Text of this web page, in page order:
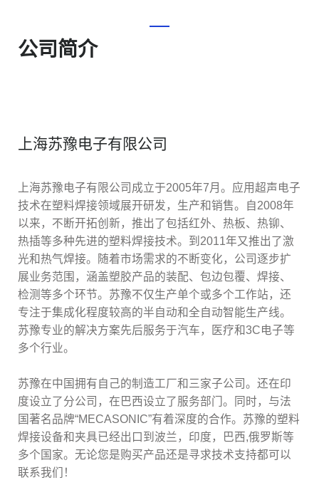
公司简介
上海苏豫电子有限公司
上海苏豫电子有限公司成立于2005年7月。应用超声电子
技术在塑料焊接领域展开研发，生产和销售。自2008年
以来，不断开拓创新，推出了包括红外、热板、热铆、
热插等多种先进的塑料焊接技术。到2011年又推出了激
光和热气焊接。随着市场需求的不断变化，公司逐步扩
展业务范围，涵盖塑胶产品的装配、包边包覆、焊接、
检测等多个环节。苏豫不仅生产单个或多个工作站，还
专注于集成化程度较高的半自动和全自动智能生产线。
苏豫专业的解决方案先后服务于汽车，医疗和3C电子等
多个行业。
苏豫在中国拥有自己的制造工厂和三家子公司。还在印
度设立了分公司，在巴西设立了服务部门。同时，与法
国著名品牌“MECASONIC”有着深度的合作。苏豫的塑料
焊接设备和夹具已经出口到波兰，印度，巴西,俄罗斯等
多个国家。无论您是购买产品还是寻求技术支持都可以
联系我们！